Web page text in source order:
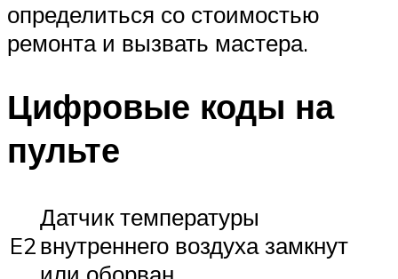
определиться со стоимостью
ремонта и вызвать мастера.
Цифровые коды на
пульте
E2
Датчик температуры
внутреннего воздуха замкнут